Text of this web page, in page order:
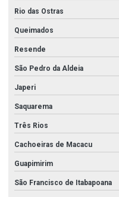
Conexões em aço carbono
Conexões de aço inox
Conexões de aço inox 304
Conexões de aço inox 316
Conexões forjadas aço inox
Conexões forjadas alta pressão
Conexões galvanizadas
Rio das Ostras
Queimados
Resende
São Pedro da Aldeia
Japeri
Saquarema
Três Rios
Cachoeiras de Macacu
Guapimirim
São Francisco de Itabapoana